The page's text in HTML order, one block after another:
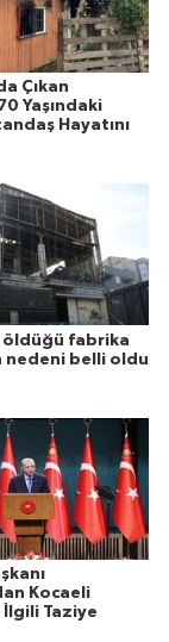
Çıkan
Yaşındaki
Hayatını
öldüğü fabrika
nedeni belli oldu
Kocaeli
İlgili Taziye